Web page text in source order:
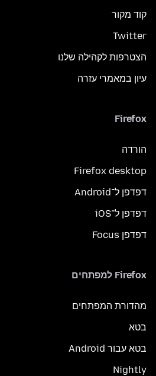
קוד מקור
Twitter
הצטרפות לקהילה שלנו
עיון במאמרי עזרה
Firefox
הורדה
Firefox desktop
דפדפן ל־Android
דפדפן ל־iOS
דפדפן Focus
Firefox למפתחים
מהדורת המפתחים
בטא
בטא עבור Android
Nightly